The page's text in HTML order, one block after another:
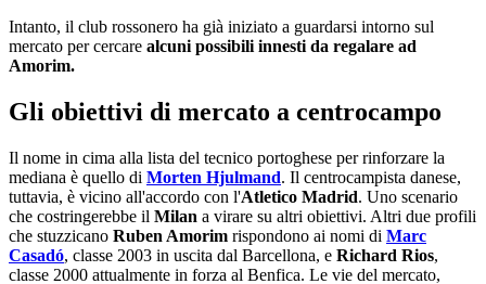
Intanto, il club rossonero ha già iniziato a guardarsi intorno sul
mercato per cercare alcuni possibili innesti da regalare ad
Amorim.
Gli obiettivi di mercato a centrocampo
Il nome in cima alla lista del tecnico portoghese per rinforzare la
mediana è quello di Morten Hjulmand. Il centrocampista danese,
tuttavia, è vicino all'accordo con l'Atletico Madrid. Uno scenario
che costringerebbe il Milan a virare su altri obiettivi. Altri due profili
che stuzzicano Ruben Amorim rispondono ai nomi di Marc
Casadó, classe 2003 in uscita dal Barcellona, e Richard Rios,
classe 2000 attualmente in forza al Benfica. Le vie del mercato,